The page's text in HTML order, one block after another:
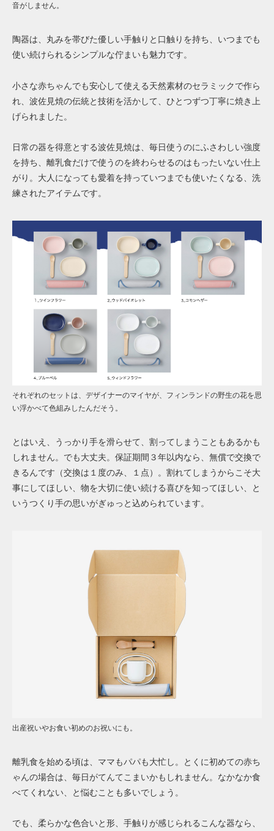
音がしません。
陶器は、丸みを帯びた優しい手触りと口触りを持ち、いつまでも
使い続けられるシンプルな佇まいも魅力です。
小さな赤ちゃんでも安心して使える天然素材のセラミックで作ら
れ、波佐見焼の伝統と技術を活かして、ひとつずつ丁寧に焼き上
げられました。
日常の器を得意とする波佐見焼は、毎日使うのにふさわしい強度
を持ち、離乳食だけで使うのを終わらせるのはもったいない仕上
がり。大人になっても愛着を持っていつまでも使いたくなる、洗
練されたアイテムです。
それぞれのセットは、デザイナーのマイヤが、フィンランドの野生の花を思
い浮かべて色組みしたんだそう。
とはいえ、うっかり手を滑らせて、割ってしまうこともあるかも
しれません。でも大丈夫。保証期間３年以内なら、無償で交換で
きるんです（交換は１度のみ、１点）。割れてしまうからこそ大
事にしてほしい、物を大切に使い続ける喜びを知ってほしい、と
いうつくり手の思いがぎゅっと込められています。
出産祝いやお食い初めのお祝いにも。
離乳食を始める頃は、ママもパパも大忙し。とくに初めての赤ち
ゃんの場合は、毎日がてんてこまいかもしれません。なかなか食
べてくれない、と悩むことも多いでしょう。
でも、柔らかな色合いと形、手触りが感じられるこんな器なら、